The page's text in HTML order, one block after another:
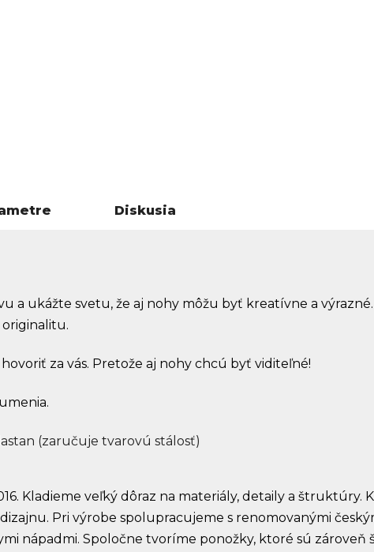
Diskusia
a ukážte svetu, že aj nohy môžu byť kreatívne a
za vás. Pretože aj nohy chcú byť viditeľné!
(zaručuje tvarovú stálosť)
Kladieme veľký dôraz na materiály, detaily a štruktúry.
Pri výrobe spolupracujeme s renomovanými
nápadmi. Spoločne tvoríme ponožky, ktoré sú zároveň